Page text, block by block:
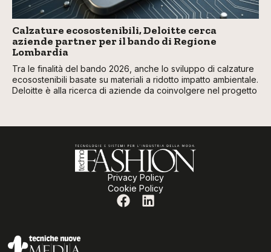
Calzature ecosostenibili, Deloitte cerca
aziende partner per il bando di Regione
Lombardia
Tra le finalità del bando 2026, anche lo sviluppo di calzature
ecosostenibili basate su materiali a ridotto impatto ambientale.
Deloitte è alla ricerca di aziende da coinvolgere nel progetto
Privacy Policy
Cookie Policy